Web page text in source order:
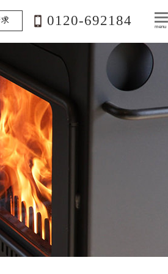
0120-692184 menu